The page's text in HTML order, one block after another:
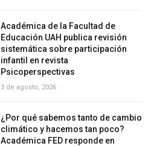
Académica de la Facultad de
Educación UAH publica revisión
sistemática sobre participación
infantil en revista
Psicoperspectivas
3 de agosto, 2026
¿Por qué sabemos tanto de cambio
climático y hacemos tan poco?
Académica FED responde en